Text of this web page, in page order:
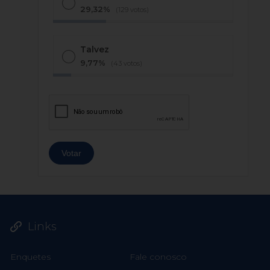
29,32% (129 votos)
Talvez
9,77% (43 votos)
Links
Enquetes Fale conosco